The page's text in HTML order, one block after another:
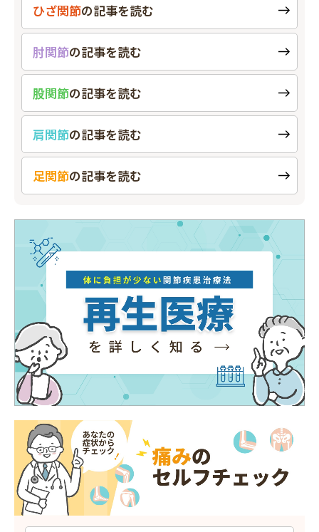
ひざ関節の記事を読む
肘関節の記事を読む
股関節の記事を読む
肩関節の記事を読む
足関節の記事を読む